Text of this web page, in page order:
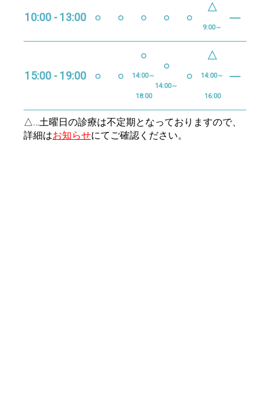
△…土曜日の診療は不定期となっておりますので、
詳細はお知らせにてご確認ください。
10:00 - 13:00 ○ ○ ○ ○ ○
△
9:00～
―
15:00 - 19:00 ○ ○
○
14:00～
18:00
○
14:00～
○
△
14:00～
16:00
―